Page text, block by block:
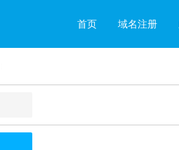
首页 域名注册